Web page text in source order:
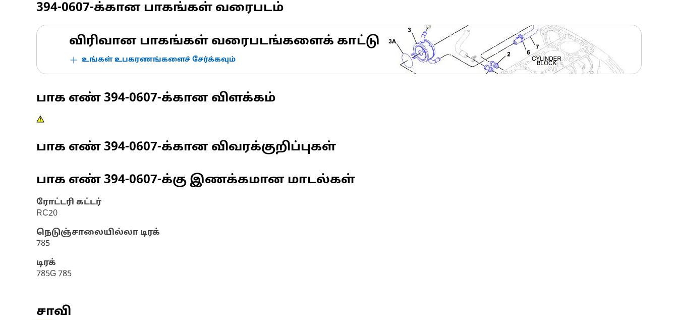
394-0607-க்கான பாகங்கள் வரைபடம்
விரிவான பாகங்கள் வரைபடங்களைக் காட்டு
உங்கள் உபகரணங்களைச் சேர்க்கவும்
பாக எண் 394-0607-க்கான விளக்கம்
பாக எண் 394-0607-க்கான விவரக்குறிப்புகள்
பாக எண் 394-0607-க்கு இணக்கமான மாடல்கள்
ரோட்டரி கட்டர்
RC20
நெடுஞ்சாலையில்லா டிரக்
785
டிரக்
785G 785
சாவி